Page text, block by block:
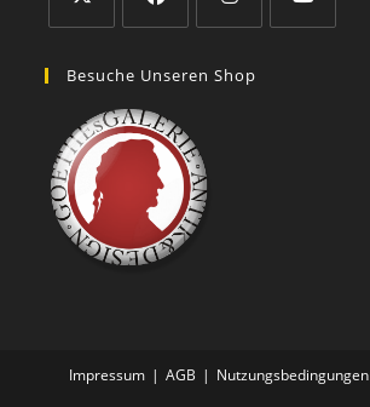
Besuche Unseren Shop
Impressum AGB Nutzungsbedingungen